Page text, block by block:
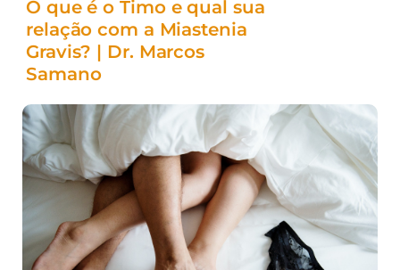
O que é o Timo e qual sua
relação com a Miastenia
Gravis? | Dr. Marcos
Samano